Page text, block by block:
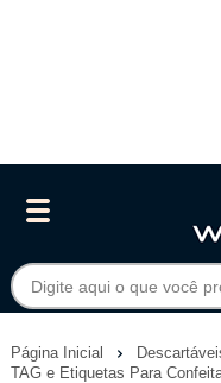
Página Inicial
TAG e Etiquetas Para